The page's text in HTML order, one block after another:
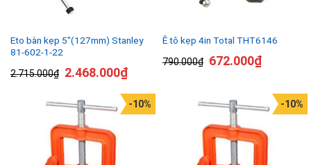
Eto bàn kẹp 5″(127mm) Stanley
81-602-1-22
2.715.000₫ 2.468.000₫
Ê tô kẹp 4in Total THT6146
790.000₫ 672.000₫
-10% -10%